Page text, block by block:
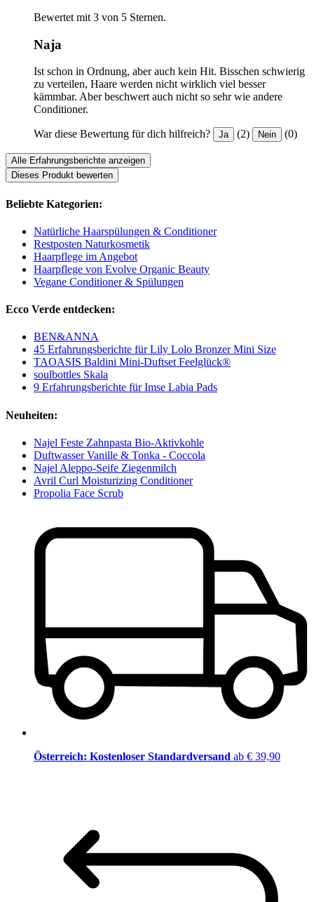
Bewertet mit 3 von 5 Sternen.
Naja
Ist schon in Ordnung, aber auch kein Hit. Bisschen schwierig
zu verteilen, Haare werden nicht wirklich viel besser
kämmbar. Aber beschwert auch nicht so sehr wie andere
Conditioner.
War diese Bewertung für dich hilfreich? Ja (2) Nein (0)
Alle Erfahrungsberichte anzeigen
Dieses Produkt bewerten
Beliebte Kategorien:
Natürliche Haarspülungen & Conditioner
Restposten Naturkosmetik
Haarpflege im Angebot
Haarpflege von Evolve Organic Beauty
Vegane Conditioner & Spülungen
Ecco Verde entdecken:
BEN&ANNA
45 Erfahrungsberichte für Lily Lolo Bronzer Mini Size
TAOASIS Baldini Mini-Duftset Feelglück®
soulbottles Skala
9 Erfahrungsberichte für Imse Labia Pads
Neuheiten:
Najel Feste Zahnpasta Bio-Aktivkohle
Duftwasser Vanille & Tonka - Coccola
Najel Aleppo-Seife Ziegenmilch
Avril Curl Moisturizing Conditioner
Propolia Face Scrub
Österreich: Kostenloser Standardversand ab € 39,90